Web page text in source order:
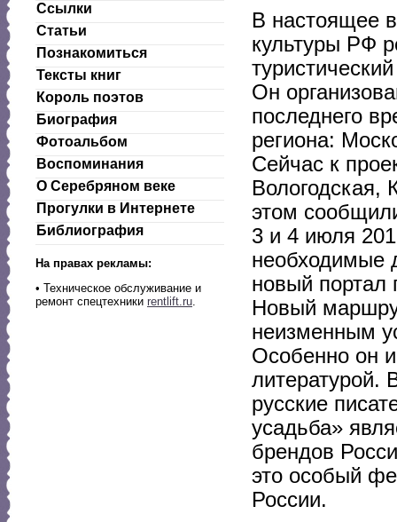
Ссылки
Статьи
Познакомиться
Тексты книг
Король поэтов
Биография
Фотоальбом
Воспоминания
О Серебряном веке
Прогулки в Интернете
Библиография
На правах рекламы:
• Техническое обслуживание и
ремонт спецтехники rentlift.ru.
В настоящее
культуры РФ
Он
последнего
региона:
Сейчас к
Вологодская,
этом
3 и 4 июля
необходимые
новый портал
Новый
неизменным
Особенно он
литературой.
русские
усадьба»
брендов
это особый
России.